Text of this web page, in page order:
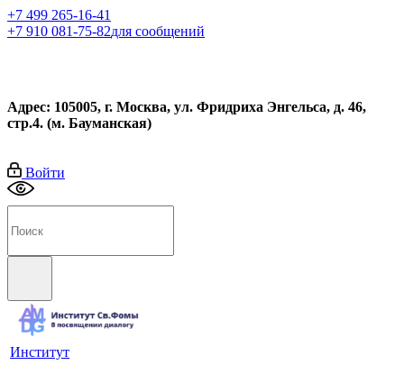
+7 499 265-16-41
+7 910 081-75-82для сообщений
Адрес: 105005, г. Москва, ул. Фридриха Энгельса, д. 46,
стр.4. (м. Бауманская)
Войти
Институт